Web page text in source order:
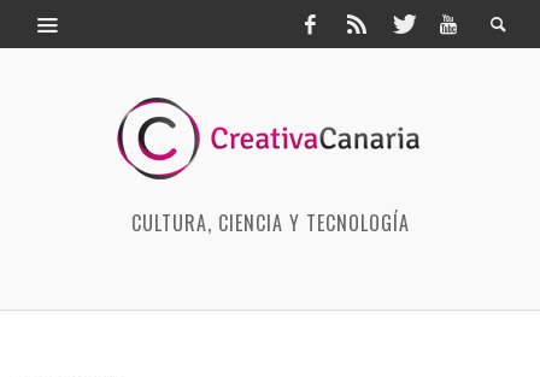
CULTURA, CIENCIA Y TECNOLOGÍA